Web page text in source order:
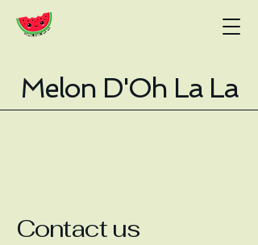
Melon D'Oh La La
Contact us